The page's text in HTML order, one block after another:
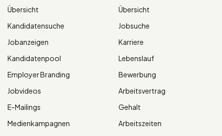
Übersicht
Kandidatensuche
Jobanzeigen
Kandidatenpool
Employer Branding
Jobvideos
E-Mailings
Medienkampagnen
Übersicht
Jobsuche
Karriere
Lebenslauf
Bewerbung
Arbeitsvertrag
Gehalt
Arbeitszeiten